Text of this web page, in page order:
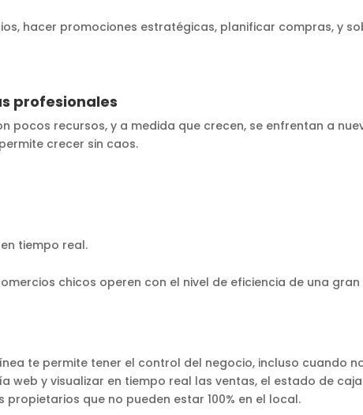
hacer promociones estratégicas, planificar compras, y
profesionales
pocos recursos, y a medida que crecen, se enfrentan a
crecer sin caos.
tiempo real.
chicos operen con el nivel de eficiencia de una gran
te permite tener el control del negocio, incluso cuando
web y visualizar en tiempo real las ventas, el estado de
que no pueden estar 100% en el local.